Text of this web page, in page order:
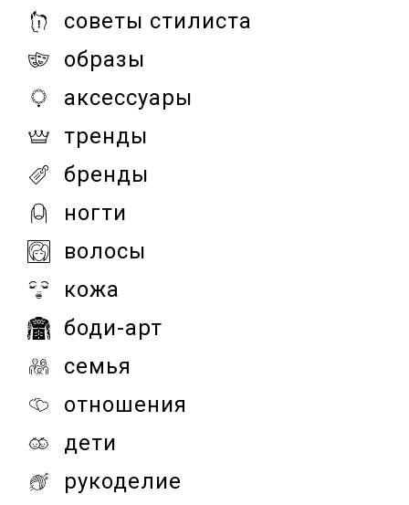
советы стилиста
образы
аксессуары
тренды
бренды
ногти
волосы
кожа
боди-арт
семья
отношения
дети
рукоделие